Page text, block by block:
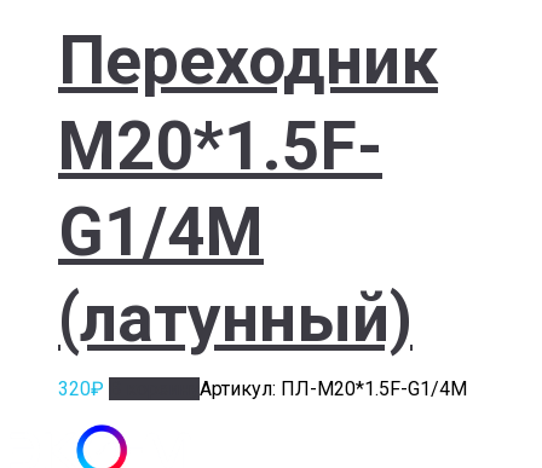
Переходник
M20*1.5F-
G1/4M
(латунный)
320₽ Артикул: ПЛ-M20*1.5F-G1/4M